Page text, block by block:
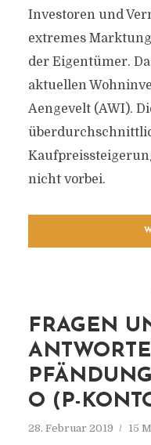
Investoren und
extremes
der Eigentümer.
aktuellen
Aengevelt (AWI).
nicht vorbei.
FRAGEN
O (P-
28. Februar 2019 15